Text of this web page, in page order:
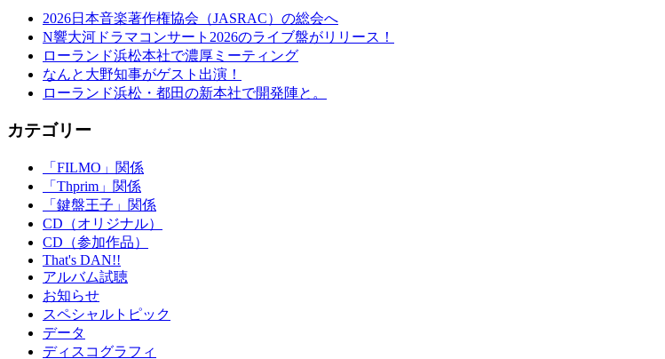
2026日本音楽著作権協会（JASRAC）の総会へ
N響大河ドラマコンサート2026のライブ盤がリリース！
ローランド浜松本社で濃厚ミーティング
なんと大野知事がゲスト出演！
ローランド浜松・都田の新本社で開発陣と。
カテゴリー
「FILMO」関係
「Thprim」関係
「鍵盤王子」関係
CD（オリジナル）
CD（参加作品）
That's DAN!!
アルバム試聴
お知らせ
スペシャルトピック
データ
ディスコグラフィ